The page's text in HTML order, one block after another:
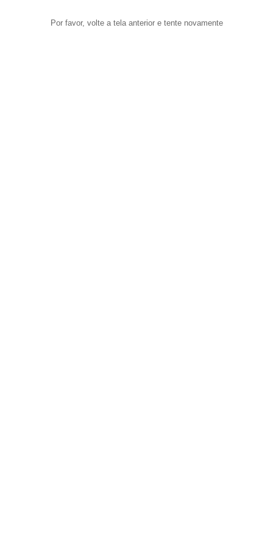
Por favor, volte a tela anterior e tente novamente